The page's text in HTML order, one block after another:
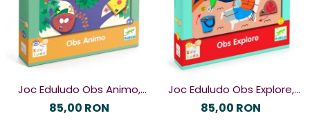
Joc Eduludo Obs Animo,
Djeco
85,00 RON
Joc Eduludo Obs Explore,
Djeco
85,00 RON